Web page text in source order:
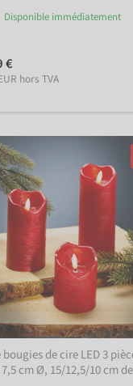
Disponible immédiatement
€
hors TVA
bougies de cire LED 3
cm Ø, 15/12,5/10 cm de